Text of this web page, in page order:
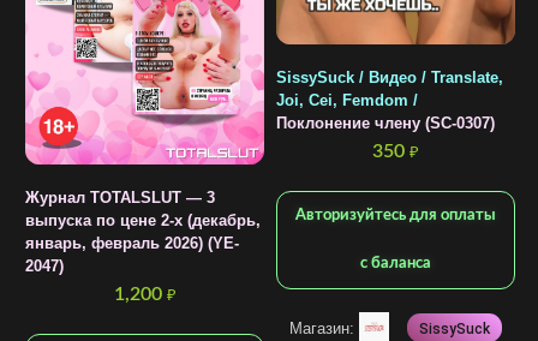
Журнал TOTALSLUT — 3
выпуска по цене 2-х (декабрь,
январь, февраль 2026) (YE-
2047)
1,200 ₽
SissySuck / Видео / Translate,
Joi, Cei, Femdom /
Поклонение члену (SC-0307)
350 ₽
Авторизуйтесь для оплаты
с баланса
Магазин: SissySuck